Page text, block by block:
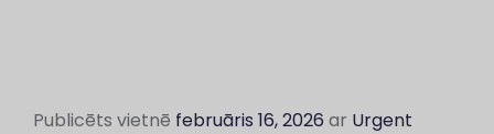
Publicēts vietnē februāris 16, 2026 ar Urgent